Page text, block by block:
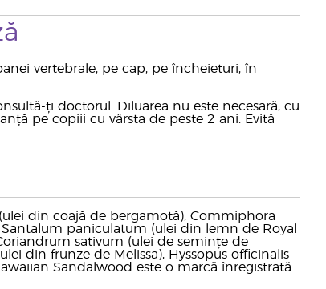
vertebrale, pe cap, pe încheieturi, în
ți doctorul. Diluarea nu este necesară, cu
pe copiii cu vârsta de peste 2 ani. Evită
din coajă de bergamotă), Commiphora
paniculatum (ulei din lemn de Royal
sativum (ulei de semințe de
din frunze de Melissa), Hyssopus officinalis
Sandalwood este o marcă înregistrată